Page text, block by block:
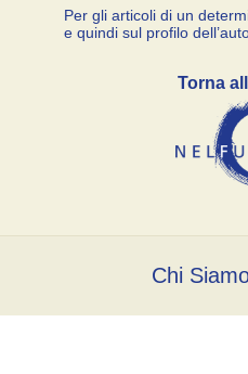
Per gli articoli di un
e quindi sul profilo
Torna
Chi